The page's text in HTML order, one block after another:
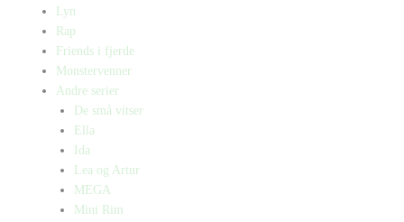
Lyn
Rap
Friends i fjerde
Monstervenner
Andre serier
De små vitser
Ella
Ida
Lea og Artur
MEGA
Mini Rim